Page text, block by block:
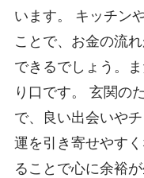
います。 キッチン
ことで、お金の流
できるでしょう。
り口です。 玄関の
で、良い出会いや
運を引き寄せやす
ることで心に余裕